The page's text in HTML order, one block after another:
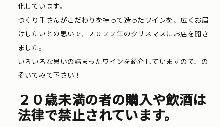
化しています。
つくり手さんがこだわりを持って造ったワインを、広くお届
けしたいとの思いで、２０２２年のクリスマスにお店を開き
ました。
いろいろな思いの詰まったワインを紹介していますので、の
ぞいてみて下さい！
２０歳未満の者の購入や飲酒は
法律で禁止されています。